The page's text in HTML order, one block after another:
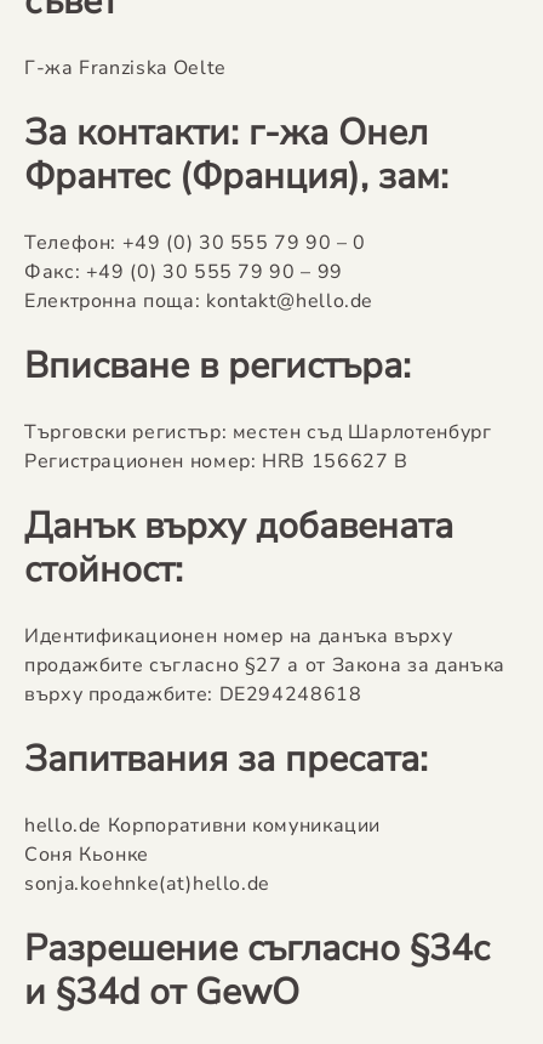
Г-жа Franziska Oelte
За контакти: г-жа Онел
Франтес (Франция), зам:
Телефон: +49 (0) 30 555 79 90 – 0
Факс: +49 (0) 30 555 79 90 – 99
Електронна поща: kontakt@hello.de
Вписване в регистъра:
Търговски регистър: местен съд Шарлотенбург
Регистрационен номер: HRB 156627 B
Данък върху добавената
стойност:
Идентификационен номер на данъка върху
продажбите съгласно §27 а от Закона за данъка
върху продажбите: DE294248618
Запитвания за пресата:
hello.de Корпоративни комуникации
Соня Кьонке
sonja.koehnke(at)hello.de
Разрешение съгласно §34c
и §34d от GewO